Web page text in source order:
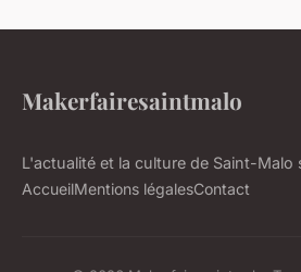
Makerfairesaintmalo
L'actualité et la culture de Saint-
AccueilMentions légalesContact